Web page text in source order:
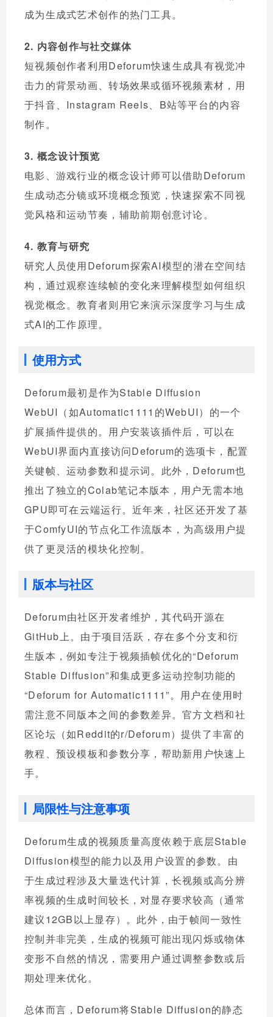
成为生成式艺术创作的热门工具。
2. 内容创作与社交媒体
短视频创作者利用Deforum快速生成具有视觉冲
击力的背景动画、转场效果或循环视频素材，用
于抖音、Instagram Reels、B站等平台的内容
制作。
3. 概念设计预览
电影、游戏行业的概念设计师可以借助Deforum
生成动态分镜或环境概念预览，快速探索不同视
觉风格和运动节奏，辅助前期创意讨论。
4. 教育与研究
研究人员使用Deforum探索AI模型的潜在空间结
构，通过观察连续帧的变化来理解模型如何组织
视觉概念。教育者则用它来演示深度学习与生成
式AI的工作原理。
使用方式
Deforum最初是作为Stable Diffusion
WebUI（如Automatic1111的WebUI）的一个
扩展插件提供的。用户安装该插件后，可以在
WebUI界面内直接访问Deforum的选项卡，配置
关键帧、运动参数和提示词。此外，Deforum也
推出了独立的Colab笔记本版本，用户无需本地
GPU即可在云端运行。近年来，社区还开发了基
于ComfyUI的节点化工作流版本，为高级用户提
供了更灵活的模块化控制。
版本与社区
Deforum由社区开发者维护，其代码开源在
GitHub上。由于项目活跃，存在多个分支和衍
生版本，例如专注于视频插帧优化的“Deforum
Stable Diffusion”和集成更多运动控制功能的
“Deforum for Automatic1111”。用户在使用时
需注意不同版本之间的参数差异。官方文档和社
区论坛（如Reddit的r/Deforum）提供了丰富的
教程、预设模板和参数分享，帮助新用户快速上
手。
局限性与注意事项
Deforum生成的视频质量高度依赖于底层Stable
Diffusion模型的能力以及用户设置的参数。由
于生成过程涉及大量迭代计算，长视频或高分辨
率视频的生成时间较长，对显存要求较高（通常
建议12GB以上显存）。此外，由于帧间一致性
控制并非完美，生成的视频可能出现闪烁或物体
变形不自然的情况，需要用户通过调整参数或后
期处理来优化。
总体而言，Deforum将Stable Diffusion的静态